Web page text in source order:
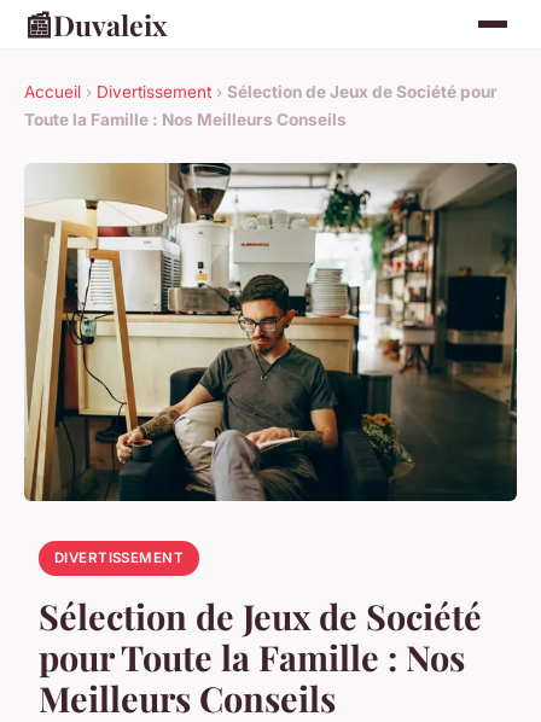
📰Duvaleix
Accueil › Divertissement › Sélection de Jeux de Société pour
Toute la Famille : Nos Meilleurs Conseils
DIVERTISSEMENT
Sélection de Jeux de Société
pour Toute la Famille : Nos
Meilleurs Conseils